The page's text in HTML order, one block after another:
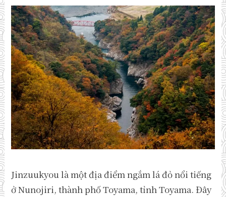
Jinzuukyou là một địa điểm ngắm lá đỏ nổi tiếng
ở Nunojiri, thành phố Toyama, tỉnh Toyama. Đây